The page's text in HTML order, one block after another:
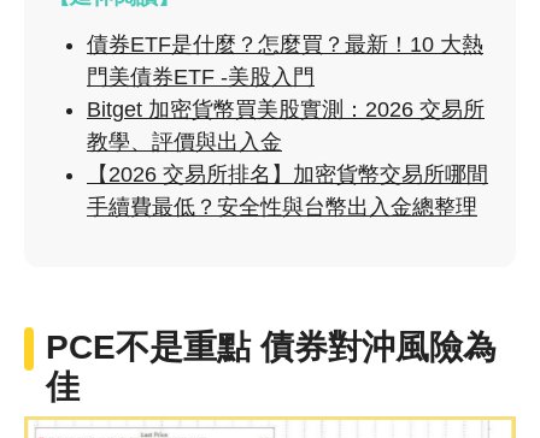
債券ETF是什麼？怎麼買？最新！10 大熱
門美債券ETF -美股入門
Bitget 加密貨幣買美股實測：2026 交易所
教學、評價與出入金
【2026 交易所排名】加密貨幣交易所哪間
手續費最低？安全性與台幣出入金總整理
PCE不是重點 債券對沖風險為
佳